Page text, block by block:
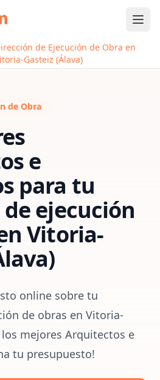
de Ejecución de Obra en
Gasteiz (Álava)
de Obra
e
para tu
ejecución
Vitoria-
online sobre tu
de obras en Vitoria-
los mejores Arquitectos e
tu presupuesto!